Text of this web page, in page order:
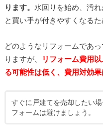
ります。 水回りを始め、汚
と買い手が付きやすくなる
どのようなリフォームであ
りますが、
リフォーム費用
る可能性は低く、費用対効果
すぐに戸建てを売却したい
フォームは避けましょう。